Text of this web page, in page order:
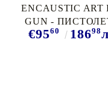
ENCAUSTIC ART
GUN -
Енкаустика
€9560 18698